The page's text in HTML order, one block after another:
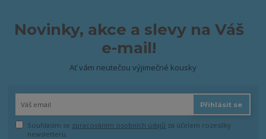
Novinky, akce a slevy na Váš
e-mail!
Ať vám neutečou výjimečné kousky
Přihlásit se
Souhlasím se zpracováním osobních údajů za účelem rozesílky
newsletteru.